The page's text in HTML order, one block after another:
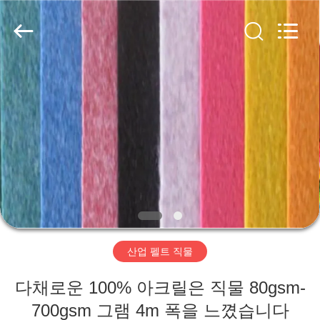
집
제
품
우
리
대
2020
2026
HUATAO
LOVER
Rights
Reserved.
산업 펠트 직물
다채로운 100% 아크릴은 직물 80gsm-
700gsm 그램 4m 폭을 느꼈습니다